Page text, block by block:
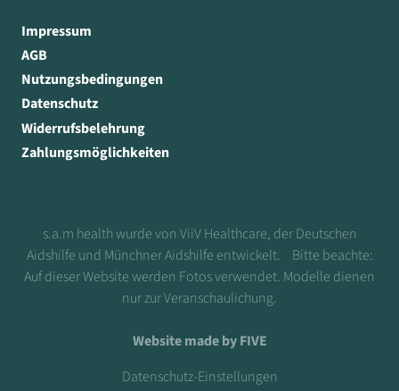
Impressum
AGB
Nutzungsbedingungen
Datenschutz
Widerrufsbelehrung
Zahlungsmöglichkeiten
s.a.m health wurde von ViiV Healthcare, der Deutschen
Aidshilfe und Münchner Aidshilfe entwickelt. Bitte beachte:
Auf dieser Website werden Fotos verwendet. Modelle dienen
nur zur Veranschaulichung.
Website made by FIVE
Datenschutz-Einstellungen